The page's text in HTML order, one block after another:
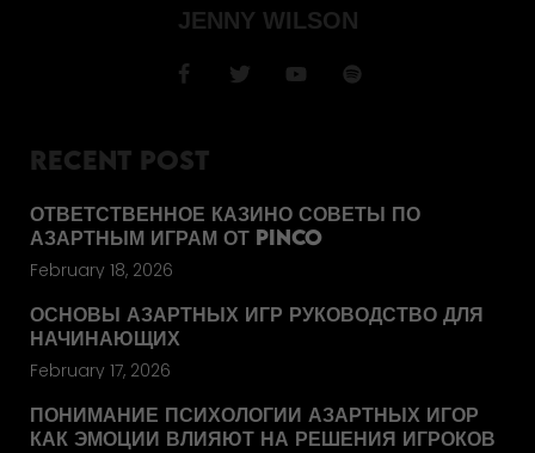
JENNY WILSON
RECENT POST
ОТВЕТСТВЕННОЕ КАЗИНО СОВЕТЫ ПО
АЗАРТНЫМ ИГРАМ ОТ PINCO
February 18, 2026
ОСНОВЫ АЗАРТНЫХ ИГР РУКОВОДСТВО ДЛЯ
НАЧИНАЮЩИХ
February 17, 2026
ПОНИМАНИЕ ПСИХОЛОГИИ АЗАРТНЫХ ИГОР
КАК ЭМОЦИИ ВЛИЯЮТ НА РЕШЕНИЯ ИГРОКОВ